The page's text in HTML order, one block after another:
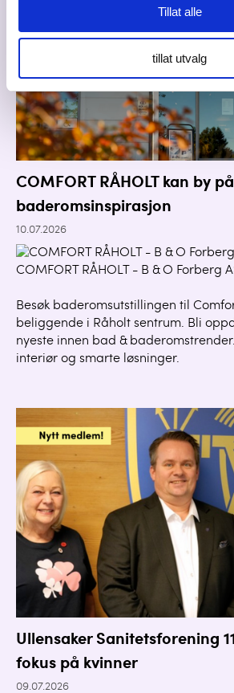
Tillat alle
tillat utvalg
COMFORT RÅHOLT kan by
baderomsinspirasjon
10.07.2026
COMFORT RÅHOLT - B & O Forberg
Besøk baderomsutstillingen til
beliggende i Råholt sentrum. Bli
nyeste innen bad &
interiør og smarte løsninger.
Ullensaker Sanitetsforening
fokus på kvinner
09.07.2026